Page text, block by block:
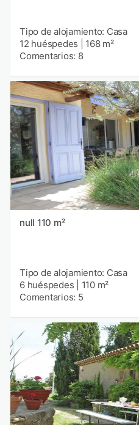
Tipo de alojamiento: Casa
12 huéspedes
168 m²
Comentarios: 8
null 110 m²
Tipo de alojamiento: Casa
6 huéspedes
110 m²
Comentarios: 5